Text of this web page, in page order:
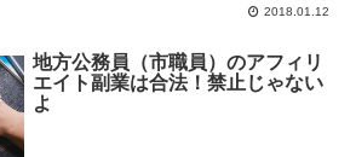
2018.01.12
地方公務員（市職員）のアフィリ
エイト副業は合法！禁止じゃない
よ